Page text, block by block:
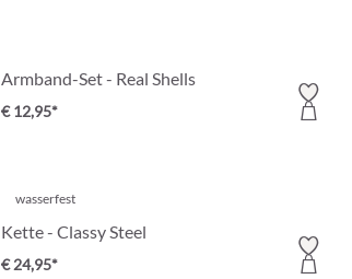
Armband-Set - Real Shells
€ 12,95*
wasserfest
Kette - Classy Steel
€ 24,95*